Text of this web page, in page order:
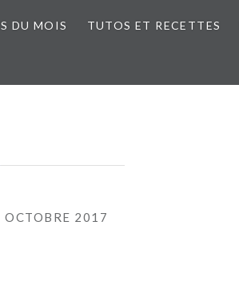
DU MOIS TUTOS ET RECETTES
OCTOBRE 2017